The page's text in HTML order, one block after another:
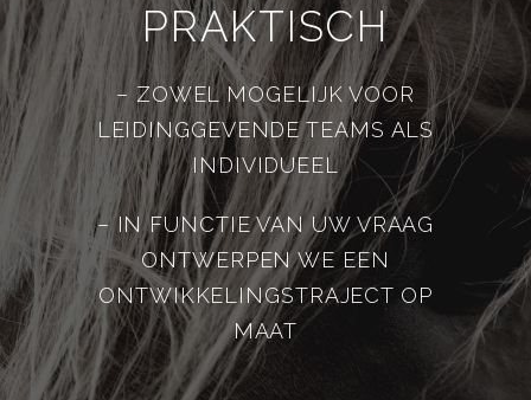
PRAKTISCH
– ZOWEL MOGELIJK VOOR
LEIDINGGEVENDE TEAMS ALS
INDIVIDUEEL
– IN FUNCTIE VAN UW VRAAG
ONTWERPEN WE EEN
ONTWIKKELINGSTRAJECT OP
MAAT